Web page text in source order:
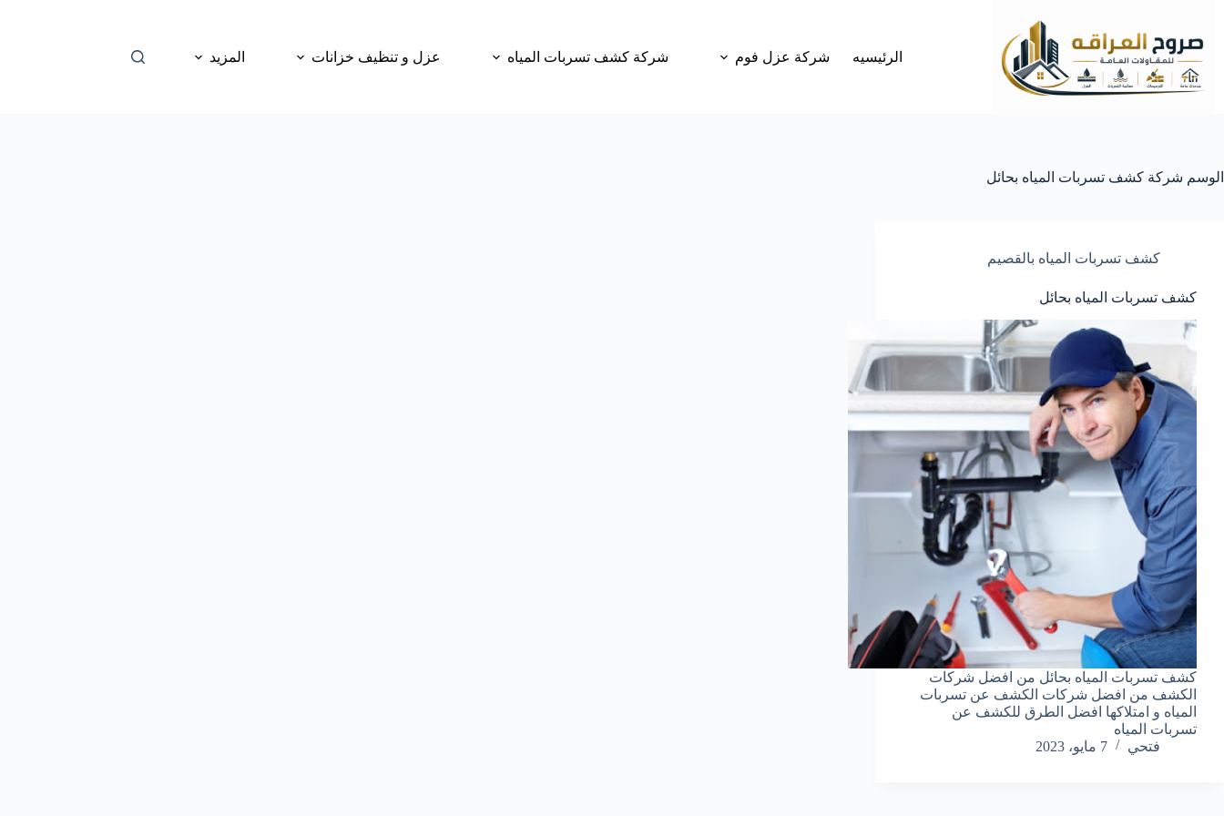
المحتوى
الرئيسيه
شركة عزل فوم شركة كشف تسربات المياه عزل و تنظيف خزانات المزيد
الوسم شركة كشف تسربات المياه بحائل
كشف تسربات المياه بالقصيم
كشف تسربات المياه بحائل
كشف تسربات المياه بحائل من افضل شركات
الكشف من افضل شركات الكشف عن تسربات
المياه و امتلاكها افضل الطرق للكشف عن
تسربات المياه
فتحي
7 مايو، 2023